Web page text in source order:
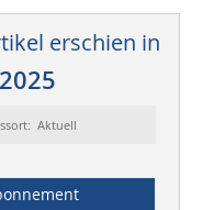
erschien in
Aktuell